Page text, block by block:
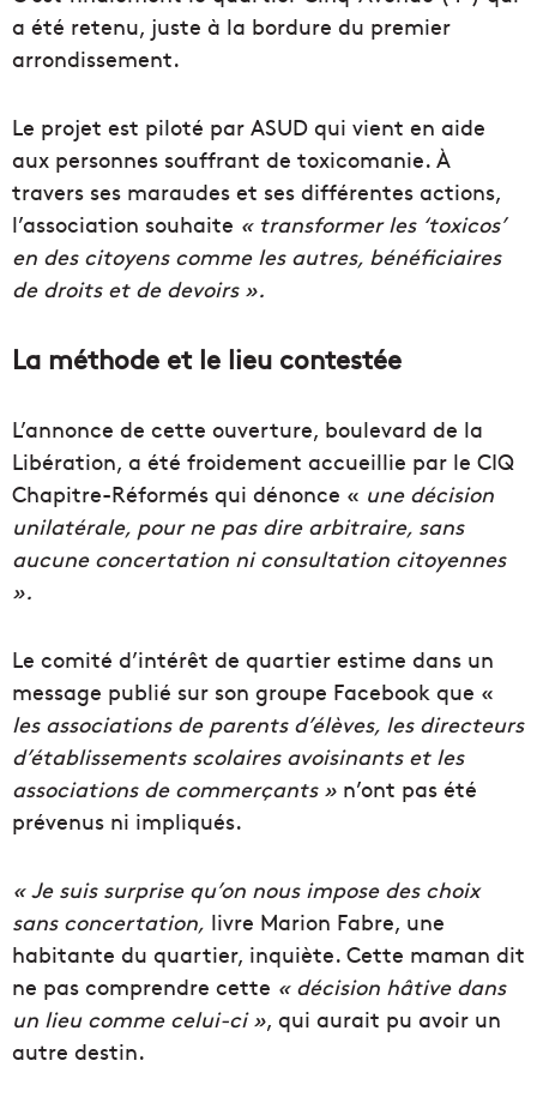
a été retenu, juste à la bordure du premier
arrondissement.
Le projet est piloté par ASUD qui vient en aide
aux personnes souffrant de toxicomanie. À
travers ses maraudes et ses différentes actions,
l’association souhaite « transformer les ‘toxicos’
en des citoyens comme les autres, bénéficiaires
de droits et de devoirs ».
La méthode et le lieu contestée
L’annonce de cette ouverture, boulevard de la
Libération, a été froidement accueillie par le CIQ
Chapitre-Réformés qui dénonce « une décision
unilatérale, pour ne pas dire arbitraire, sans
aucune concertation ni consultation citoyennes
».
Le comité d’intérêt de quartier estime dans un
message publié sur son groupe Facebook que «
les associations de parents d’élèves, les directeurs
d’établissements scolaires avoisinants et les
associations de commerçants » n’ont pas été
prévenus ni impliqués.
« Je suis surprise qu’on nous impose des choix
sans concertation, livre Marion Fabre, une
habitante du quartier, inquiète. Cette maman dit
ne pas comprendre cette « décision hâtive dans
un lieu comme celui-ci », qui aurait pu avoir un
autre destin.